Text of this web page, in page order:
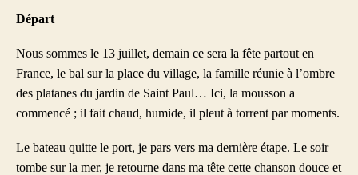
Départ
Nous sommes le 13 juillet, demain ce sera la fête partout en
France, le bal sur la place du village, la famille réunie à l’ombre
des platanes du jardin de Saint Paul… Ici, la mousson a
commencé ; il fait chaud, humide, il pleut à torrent par moments.
Le bateau quitte le port, je pars vers ma dernière étape. Le soir
tombe sur la mer, je retourne dans ma tête cette chanson douce et